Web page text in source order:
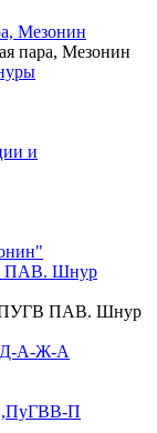
Мезонин
пара, Мезонин
и
ПАВ. Шнур
ПАВ. Шнур
А-Ж-А
П